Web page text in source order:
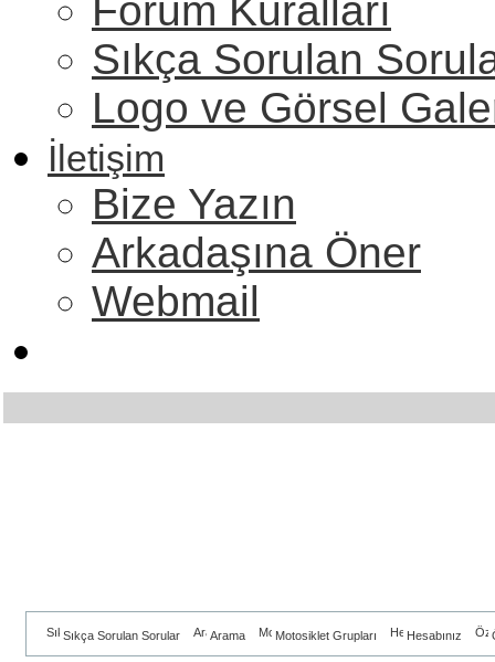
Forum Kuralları
Sıkça Sorulan
Logo ve Görsel
İletişim
Bize Yazın
Arkadaşına Öner
Webmail
Sıkça Sorulan Sorular Arama Motosiklet Grupları Hesabınız